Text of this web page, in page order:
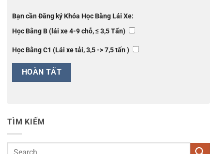
Bạn cần Đăng ký Khóa Học Bằng Lái Xe:
Học Bằng B (lái xe 4-9 chỗ, ≤ 3,5 Tấn)
Học Bằng C1 (Lái xe tải, 3,5 -> 7,5 tấn )
TÌM KIẾM